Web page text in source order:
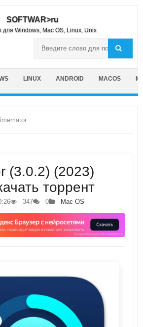
SOFTWAR>ru
для Windows, Mac OS, Linux, Unix
LINUX ANDROID MACOS
(3.0.2) (2023)
торрент
347 0 Mac OS